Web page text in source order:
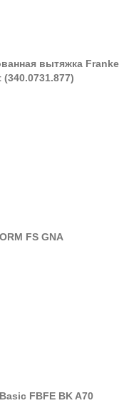
вытяжка Franke
FS GNA
FBFE BK A70